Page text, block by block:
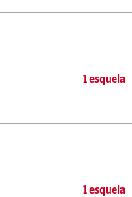
1 esquela
1 esquela